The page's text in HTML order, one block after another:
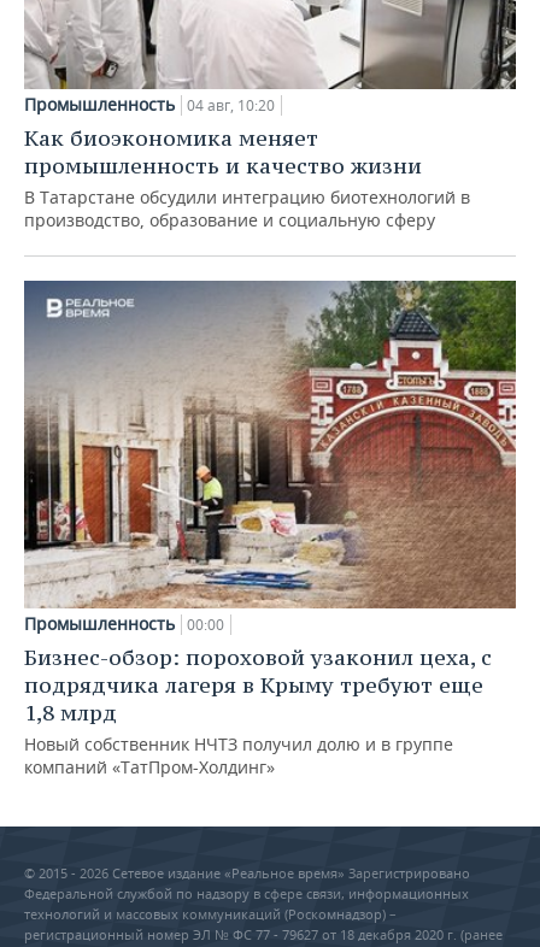
Промышленность 04 авг, 10:20
Как биоэкономика меняет
промышленность и качество жизни
В Татарстане обсудили интеграцию биотехнологий в
производство, образование и социальную сферу
Промышленность 00:00
Бизнес-обзор: пороховой узаконил цеха, с
подрядчика лагеря в Крыму требуют еще
1,8 млрд
Новый собственник НЧТЗ получил долю и в группе
компаний «ТатПром-Холдинг»
© 2015 - 2026 Сетевое издание «Реальное время» Зарегистрировано
Федеральной службой по надзору в сфере связи, информационных
технологий и массовых коммуникаций (Роскомнадзор) –
регистрационный номер ЭЛ № ФС 77 - 79627 от 18 декабря 2020 г. (ранее